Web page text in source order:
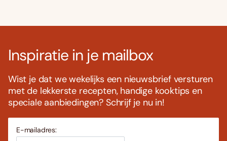
Inspiratie in je mailbox
Wist je dat we wekelijks een nieuwsbrief versturen
met de lekkerste recepten, handige kooktips en
speciale aanbiedingen? Schrijf je nu in!
E-mailadres: